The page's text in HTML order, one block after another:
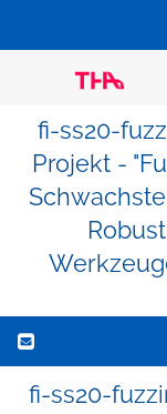
fi-ss20-
Projekt -
fi-ss20-